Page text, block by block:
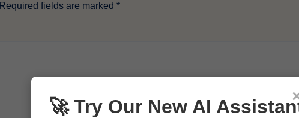
Required fields are marked *
🚀 Try Our New AI